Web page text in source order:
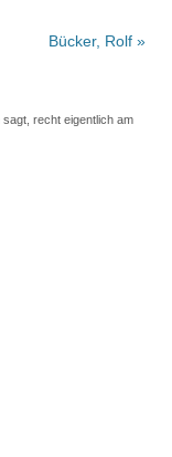
Bücker, Rolf »
sagt, recht eigentlich am